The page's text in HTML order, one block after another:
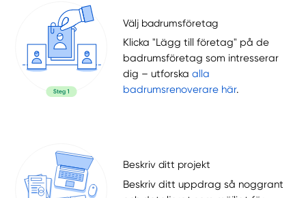
Välj badrumsföretag
Klicka "Lägg till företag" på de
badrumsföretag som intresserar
dig – utforskaalla
badrumsrenoverare här.
Beskriv ditt projekt
Beskriv ditt uppdrag så noggrant